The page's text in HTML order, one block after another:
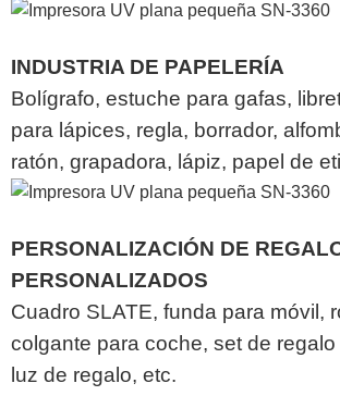
INDUSTRIA DE PAPELERÍA
Bolígrafo, estuche para gafas,
para lápices, regla, borrador,
ratón, grapadora, lápiz, papel de
PERSONALIZACIÓN DE
PERSONALIZADOS
Cuadro SLATE, funda para móvil,
colgante para coche, set de
luz de regalo, etc.